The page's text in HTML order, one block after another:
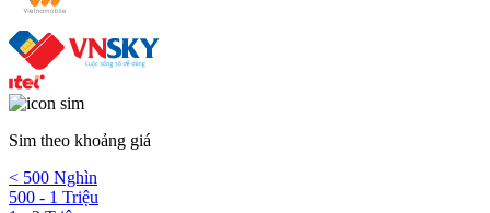
Sim theo khoảng giá
< 500 Nghìn
500 - 1 Triệu